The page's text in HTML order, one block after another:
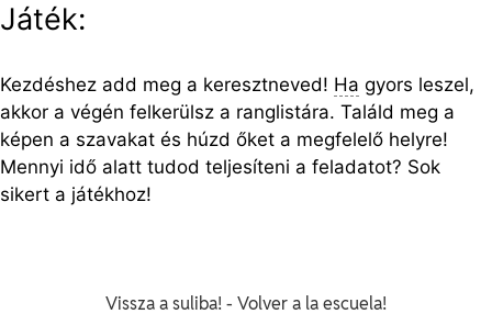
Játék:
Kezdéshez add meg a keresztneved! Ha gyors leszel,
akkor a végén felkerülsz a ranglistára. Találd meg a
képen a szavakat és húzd őket a megfelelő helyre!
Mennyi idő alatt tudod teljesíteni a feladatot? Sok
sikert a játékhoz!